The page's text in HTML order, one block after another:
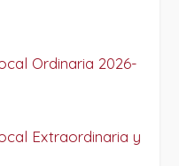
Ordinaria 2026-
Extraordinaria y